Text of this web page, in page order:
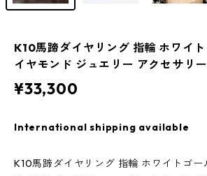
K10馬蹄ダイヤリング 指輪 ホワイ
イヤモンド ジュエリー アクセサリ
¥33,300
International shipping available
K10馬蹄ダイヤリング 指輪 ホワイトゴー